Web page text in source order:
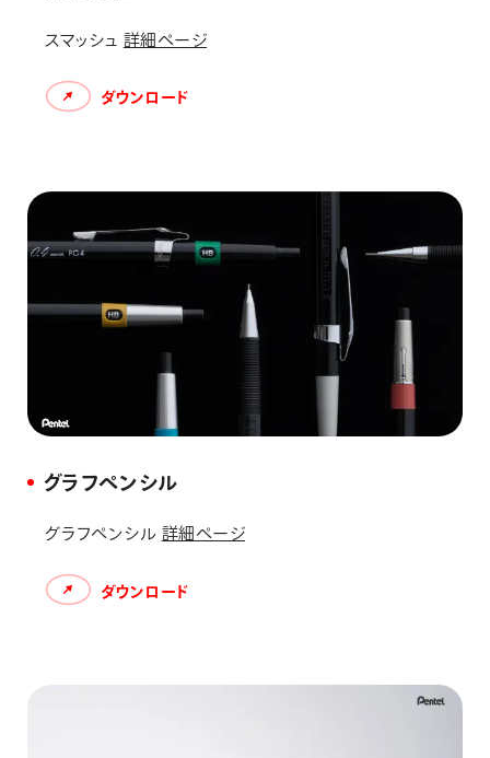
スマッシュ 詳細ページ
ダウンロード
グラフペンシル
グラフペンシル 詳細ページ
ダウンロード